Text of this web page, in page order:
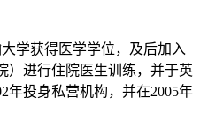
学获得医学学位，及后加入
）进行住院医生训练，并于英
年投身私营机构，并在2005年